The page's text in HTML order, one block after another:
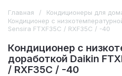
Главная / Кондиционеры для
Кондиционер с
Sensira FTXF35C / RXF35C / -40
Кондиционер с
доработкой Daikin
/ RXF35C / -40